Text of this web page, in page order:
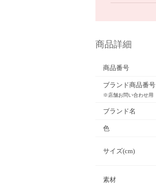
商品詳細
商品番号
ブランド商品番号
※店舗お問い合わせ用
ブランド名
色
サイズ(cm)
素材